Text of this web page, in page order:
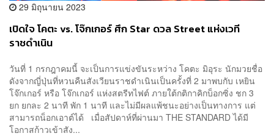
29 มิถุนายน 2023
เปิดใจ โคตะ vs. โจ๊กเกอร์ ศึก Star ดวล Street แห่งเวที
ราชดำเนิน
วันที่ 1 กรกฎาคมนี้ จะเป็นการแข่งขันระหว่าง โคตะ มิอุระ นักมวยชื่อ
ดังจากญี่ปุ่นที่หวนคืนสังเวียนราชดำเนินเป็นครั้งที่ 2 มาพบกับ เหยิน
โจ๊กเกอร์ หรือ โจ๊กเกอร์ แห่งสตรีทไฟต์ ภายใต้กติกาคิกบ็อกซิ่ง ชก 3
ยก ยกละ 2 นาที พัก 1 นาที และไม่มีผลแพ้ชนะอย่างเป็นทางการ แต่
สามารถน็อกเอาต์ได้ เมื่อสัปดาห์ที่ผ่านมา THE STANDARD ได้มี
โอกาสก้าวเข้าสัง...